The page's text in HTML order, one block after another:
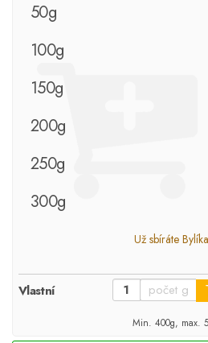
50g
100g
150g
200g
250g
300g
Už sbíráte
Vlastní
Min. 400g, max.